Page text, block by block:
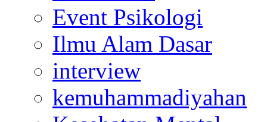
Event Psikologi
Ilmu Alam Dasar
interview
kemuhammadiyahan